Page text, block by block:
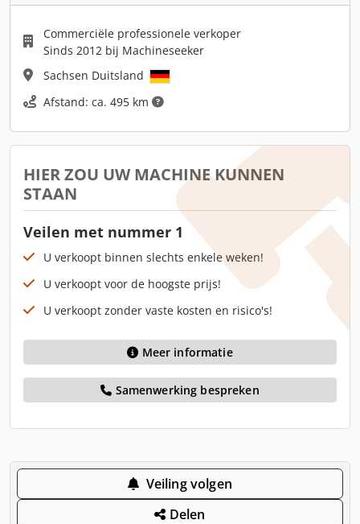
Commerciële professionele verkoper
Sinds 2012 bij Machineseeker
Sachsen Duitsland
Afstand: ca. 495 km
HIER ZOU UW MACHINE KUNNEN
STAAN
Veilen met nummer 1
U verkoopt binnen slechts enkele weken!
U verkoopt voor de hoogste prijs!
U verkoopt zonder vaste kosten en risico's!
Meer informatie
Samenwerking bespreken
Veiling volgen
Delen